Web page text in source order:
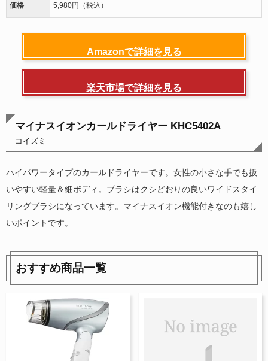
価格 5,980円（税込）
Amazonで詳細を見る
楽天市場で詳細を見る
マイナスイオンカールドライヤー KHC5402A
コイズミ
ハイパワータイプのカールドライヤーです。女性の小さな手でも扱
いやすい軽量＆細ボディ。ブラシはクシどおりの良いワイドスタイ
リングブラシになっています。マイナスイオン機能付きなのも嬉し
いポイントです。
おすすめ商品一覧